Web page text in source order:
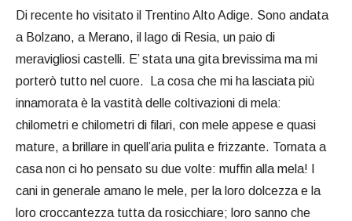
Di recente ho visitato il Trentino Alto Adige. Sono andata
a Bolzano, a Merano, il lago di Resia, un paio di
meravigliosi castelli. E’ stata una gita brevissima ma mi
porterò tutto nel cuore. La cosa che mi ha lasciata più
innamorata è la vastità delle coltivazioni di mela:
chilometri e chilometri di filari, con mele appese e quasi
mature, a brillare in quell’aria pulita e frizzante. Tornata a
casa non ci ho pensato su due volte: muffin alla mela! I
cani in generale amano le mele, per la loro dolcezza e la
loro croccantezza tutta da rosicchiare; loro sanno che